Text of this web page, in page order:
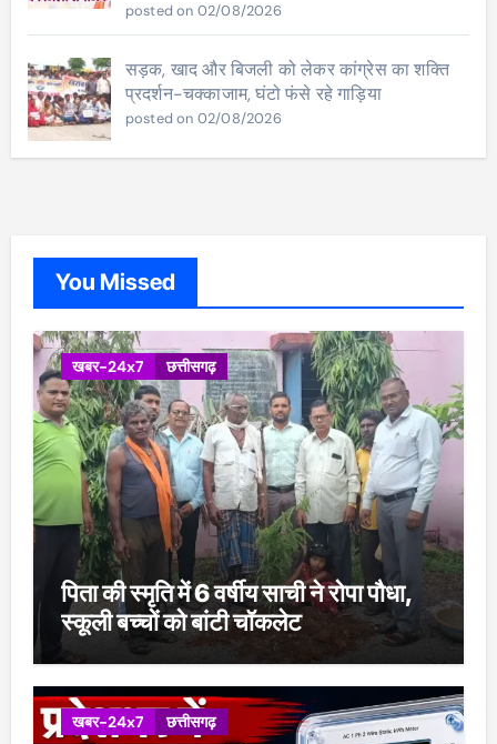
posted on 02/08/2026
सड़क, खाद और बिजली को लेकर कांग्रेस का शक्ति
प्रदर्शन-चक्काजाम, घंटो फंसे रहे गाड़िया
posted on 02/08/2026
You Missed
खबर-24x7 छत्तीसगढ़
पिता की स्मृति में 6 वर्षीय साची ने रोपा पौधा,
स्कूली बच्चों को बांटी चॉकलेट
खबर-24x7 छत्तीसगढ़